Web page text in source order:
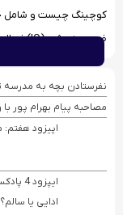
کوچینگ چیست و شامل
ضریب هوشی (IQ) نرمال چقدر است؟
نفرستادن بچه به مدرسه
مصاحبه پیام بهرام ‌پور
اپیزود
ادایی یا